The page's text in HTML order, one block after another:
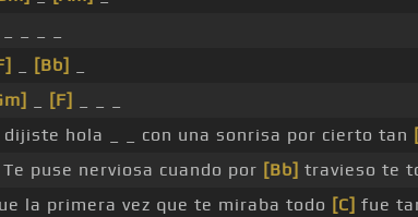
[Bb]
[F]
dijiste hola _ _ con una sonrisa por cierto tan
Te puse nerviosa cuando por [Bb] travieso te
la primera vez que te miraba todo [C] fue